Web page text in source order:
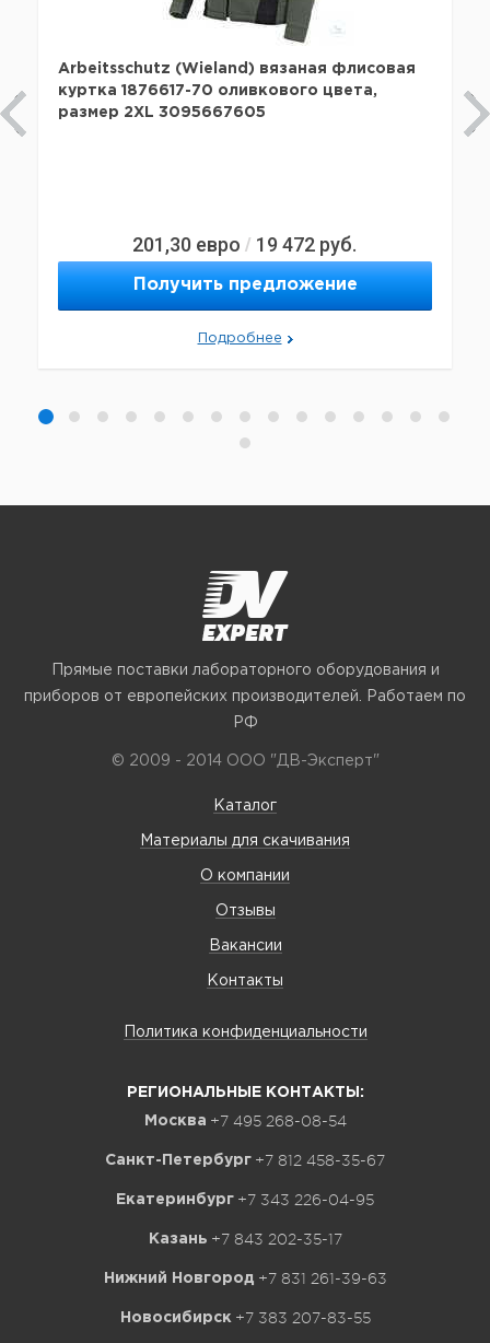
Arbeitsschutz (Wieland) вязаная флисовая
куртка 1876617-70 оливкового цвета,
размер 2XL 3095667605
201,30 евро / 19 472 руб.
Получить предложение
Подробнее
Прямые поставки лабораторного оборудования и
приборов от европейских производителей. Работаем по
РФ
© 2009 - 2014 ООО "ДВ-Эксперт"
Каталог
Материалы для скачивания
О компании
Отзывы
Вакансии
Контакты
Политика конфиденциальности
РЕГИОНАЛЬНЫЕ КОНТАКТЫ:
Москва +7 495 268-08-54
Санкт-Петербург +7 812 458-35-67
Екатеринбург +7 343 226-04-95
Казань +7 843 202-35-17
Нижний Новгород +7 831 261-39-63
Новосибирск +7 383 207-83-55